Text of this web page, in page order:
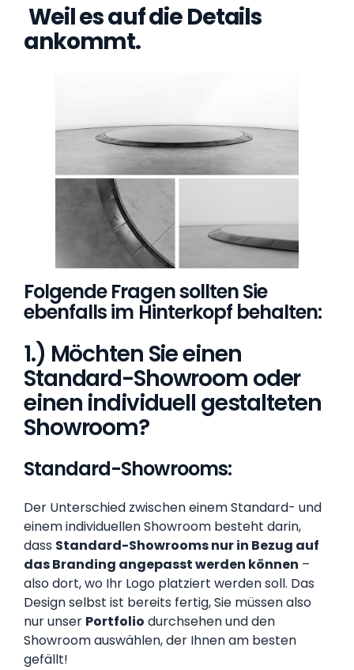
Weil es auf die Details
ankommt.
Folgende Fragen sollten Sie
ebenfalls im Hinterkopf behalten:
1.) Möchten Sie einen
Standard-Showroom oder
einen individuell gestalteten
Showroom?
Standard-Showrooms:
Der Unterschied zwischen einem Standard- und
einem individuellen Showroom besteht darin,
dass Standard-Showrooms nur in Bezug auf
das Branding angepasst werden können –
also dort, wo Ihr Logo platziert werden soll. Das
Design selbst ist bereits fertig, Sie müssen also
nur unser Portfolio durchsehen und den
Showroom auswählen, der Ihnen am besten
gefällt!